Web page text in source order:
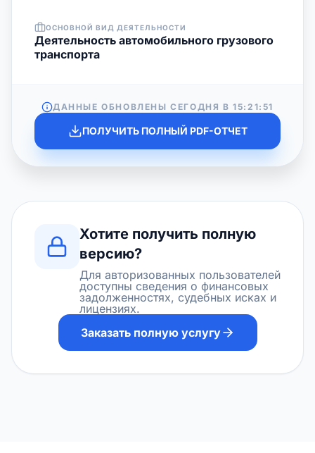
ОСНОВНОЙ ВИД ДЕЯТЕЛЬНОСТИ
Деятельность автомобильного грузового
транспорта
ДАННЫЕ ОБНОВЛЕНЫ СЕГОДНЯ В15:21:51
ПОЛУЧИТЬ ПОЛНЫЙ PDF-ОТЧЕТ
Хотите получить полную
версию?
Для авторизованных пользователей
доступны сведения о финансовых
задолженностях, судебных исках и
лицензиях.
Заказать полную услугу